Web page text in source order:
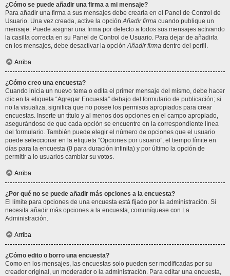
¿Cómo se puede añadir una firma a mi mensaje?
Para añadir una firma a sus mensajes debe crearla en el Panel de Control de
Usuario. Una vez creada, active la opciónAñadir firma cuando publique un
mensaje. Puede asignar una firma por defecto a todos sus mensajes activando
la casilla correcta en su Panel de Control de Usuario. Para dejar de añadirla
en los mensajes, debe desactivar la opciónAñadir firma dentro del perfil.
Arriba
¿Cómo creo una encuesta?
Cuando inicia un nuevo tema o edita el primer mensaje del mismo, debe hacer
clic en la etiqueta “Agregar Encuesta” debajo del formulario de publicación; si
no la visualiza, significa que no posee los permisos apropiados para crear
encuestas. Inserte un título y al menos dos opciones en el campo apropiado,
asegurándose de que cada opción se encuentre en la correspondiente línea
del formulario. También puede elegir el número de opciones que el usuario
puede seleccionar en la etiqueta “Opciones por usuario”, el tiempo límite en
días para la encuesta (0 para duración infinita) y por último la opción de
permitir a lo usuarios cambiar su votos.
Arriba
¿Por qué no se puede añadir más opciones a la encuesta?
El límite para opciones de una encuesta está fijado por la administración. Si
necesita añadir más opciones a la encuesta, comuníquese con La
Administración.
Arriba
¿Cómo edito o borro una encuesta?
Como en los mensajes, las encuestas solo pueden ser modificadas por su
creador original, un moderador o la administración. Para editar una encuesta,